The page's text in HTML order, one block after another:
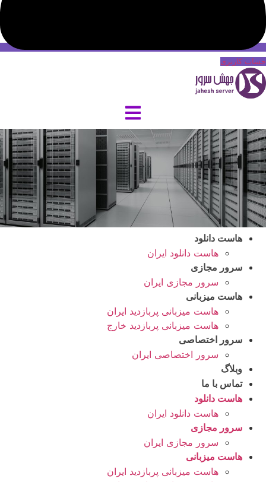
حساب کاربری
هاست دانلود
هاست دانلود ایران
سرور مجازی
سرور مجازی ایران
هاست میزبانی
هاست میزبانی پربازدید ایران
هاست میزبانی پربازدید خارج
سرور اختصاصی
سرور اختصاصی ایران
وبلاگ
تماس با ما
هاست دانلود
هاست دانلود ایران
سرور مجازی
سرور مجازی ایران
هاست میزبانی
هاست میزبانی پربازدید ایران